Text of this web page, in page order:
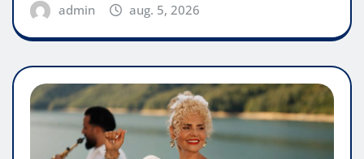
admin aug. 5, 2026